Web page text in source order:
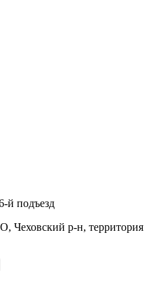
й подъезд
Чеховский р-н, территория